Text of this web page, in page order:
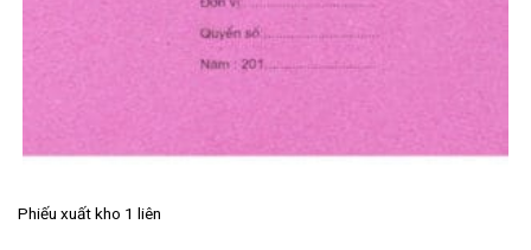
Phiếu xuất kho 1 liên